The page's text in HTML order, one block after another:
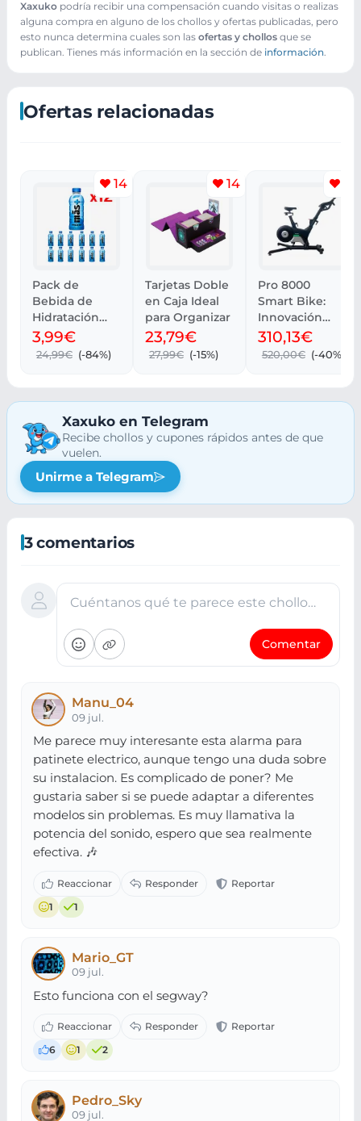
Xaxuko podría recibir una compensación cuando visitas o realizas
alguna compra en alguno de los chollos y ofertas publicadas, pero
esto nunca determina cuales son las ofertas y chollos que se
publican. Tienes más información en la sección de información
Ofertas relacionadas
14
Pack de
Bebida de
Hidratación
MÁS+ BY
MESSI 12 x 500
3,99€
24,99€ (-84%)
14
Tarjetas Doble
en Caja Ideal
para Organizar
23,79€
27,99€ (-15%)
Pro 8000
Smart Bike:
Innovación
sobre dos
ruedas
310,13€
520,00€ (-40%)
Xaxuko en Telegram
Recibe chollos y cupones rápidos antes de que
vuelen.
Unirme a Telegram
3 comentarios
Cuéntanos qué te parece este chollo…
Comentar
Manu_04
09 jul.
Me parece muy interesante esta alarma para
patinete electrico, aunque tengo una duda sobre
su instalacion. Es complicado de poner? Me
gustaria saber si se puede adaptar a diferentes
modelos sin problemas. Es muy llamativa la
potencia del sonido, espero que sea realmente
efectiva. 🎶
1 1
Mario_GT
09 jul.
Esto funciona con el segway?
6 1 2
Pedro_Sky
09 jul.